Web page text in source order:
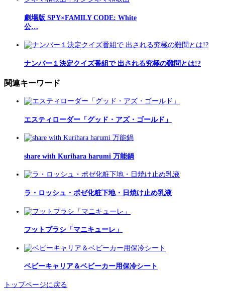
劇場版 SPY×FAMILY CODE: White
公…
ナンバー１決定クイズ番組で 出される究極の難問とは!?
関連キーワード
エスティローダー「グッド・アズ・ゴールド」
share with Kurihara harumi 万能鍋
ラ・ロッシュ・ポゼ化粧下地・日焼け止め乳液
フットブラシ「マニキューレ」
ベビーキャリア＆ベビーカー用保冷シート
トップページに戻る